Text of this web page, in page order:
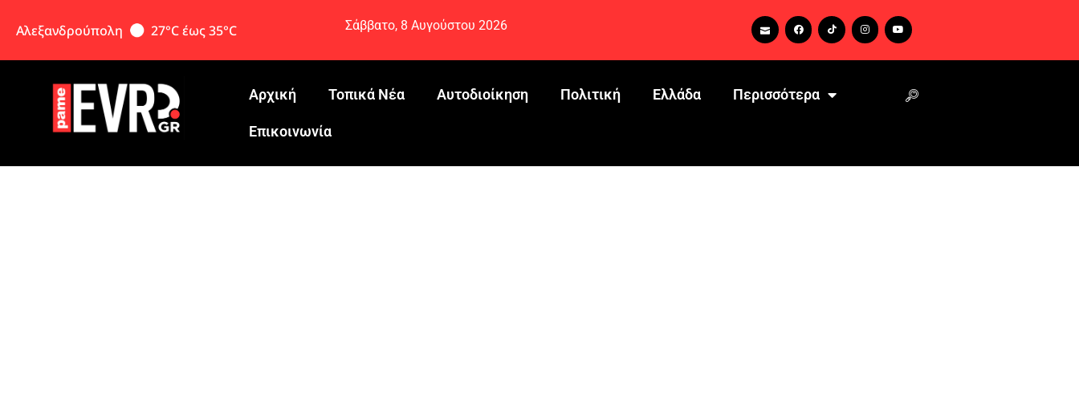
Αλεξανδρούπολη 27°C έως 35°C Σάββατο, 8 Αυγούστου 2026
Αρχική Τοπικά Νέα Αυτοδιοίκηση Πολιτική Ελλάδα Περισσότερα
Eπικοινωνία